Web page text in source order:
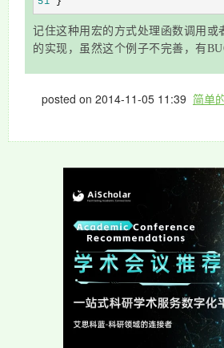
记住这种用宏的方式处理函数调用或
的实现，虽然这个例子不完善，有
posted on 2014-11-05 11:39 简单